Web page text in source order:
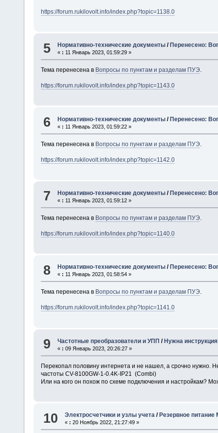
https://forum.rukilovolt.info/index.php?topic=1138.0
5 Нормативно-технические документы / Перенесено:
« : 11 Январь 2023, 01:59:29 »
Тема перенесена в Вопросы по пунктам и разделам ПУЭ.
https://forum.rukilovolt.info/index.php?topic=1143.0
6 Нормативно-технические документы /Перенесено:
« : 11 Январь 2023, 01:59:22 »
Тема перенесена в Вопросы по пунктам и разделам ПУЭ.
https://forum.rukilovolt.info/index.php?topic=1142.0
7 Нормативно-технические документы / Перенесено:
« : 11 Январь 2023, 01:59:12 »
Тема перенесена в Вопросы по пунктам и разделам ПУЭ.
https://forum.rukilovolt.info/index.php?topic=1140.0
8 Нормативно-технические документы / Перенесено:
« : 11 Январь 2023, 01:58:54 »
Тема перенесена в Вопросы по пунктам и разделам ПУЭ.
https://forum.rukilovolt.info/index.php?topic=1141.0
9 Частотные преобразователи и УПП / Нужна
« : 09 Январь 2023, 20:26:27 »
Перекопал половину интернета и не нашел, а срочно нужно.
частоты CV-8100GW-1-0.4K-IP21 (Combi)
Или на кого он похож по схеме подключения и настройкам?
10 Электросчетчики и узлы учета / Резервное питание
« : 20 Ноябрь 2022, 21:27:49 »